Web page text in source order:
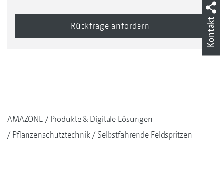
AMAZONE
Produkte & Digitale Lösungen
Pflanzenschutztechnik
Selbstfahrende Feldspritzen
Kontakt